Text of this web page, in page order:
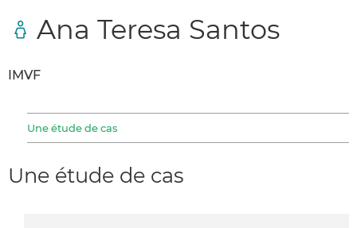
Ana Teresa Santos
IMVF
Une étude de cas
Une étude de cas